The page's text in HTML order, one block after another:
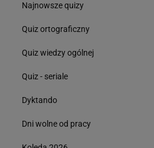
Najnowsze quizy
Quiz ortograficzny
Quiz wiedzy ogólnej
Quiz - seriale
Dyktando
Dni wolne od pracy